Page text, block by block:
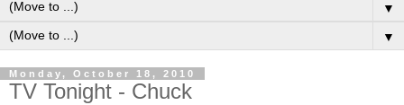
▼
▼
Monday, October 18, 2010
TV Tonight - Chuck